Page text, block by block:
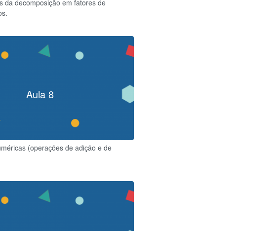
da decomposição em fatores de
Aula 8
(operações de adição e de